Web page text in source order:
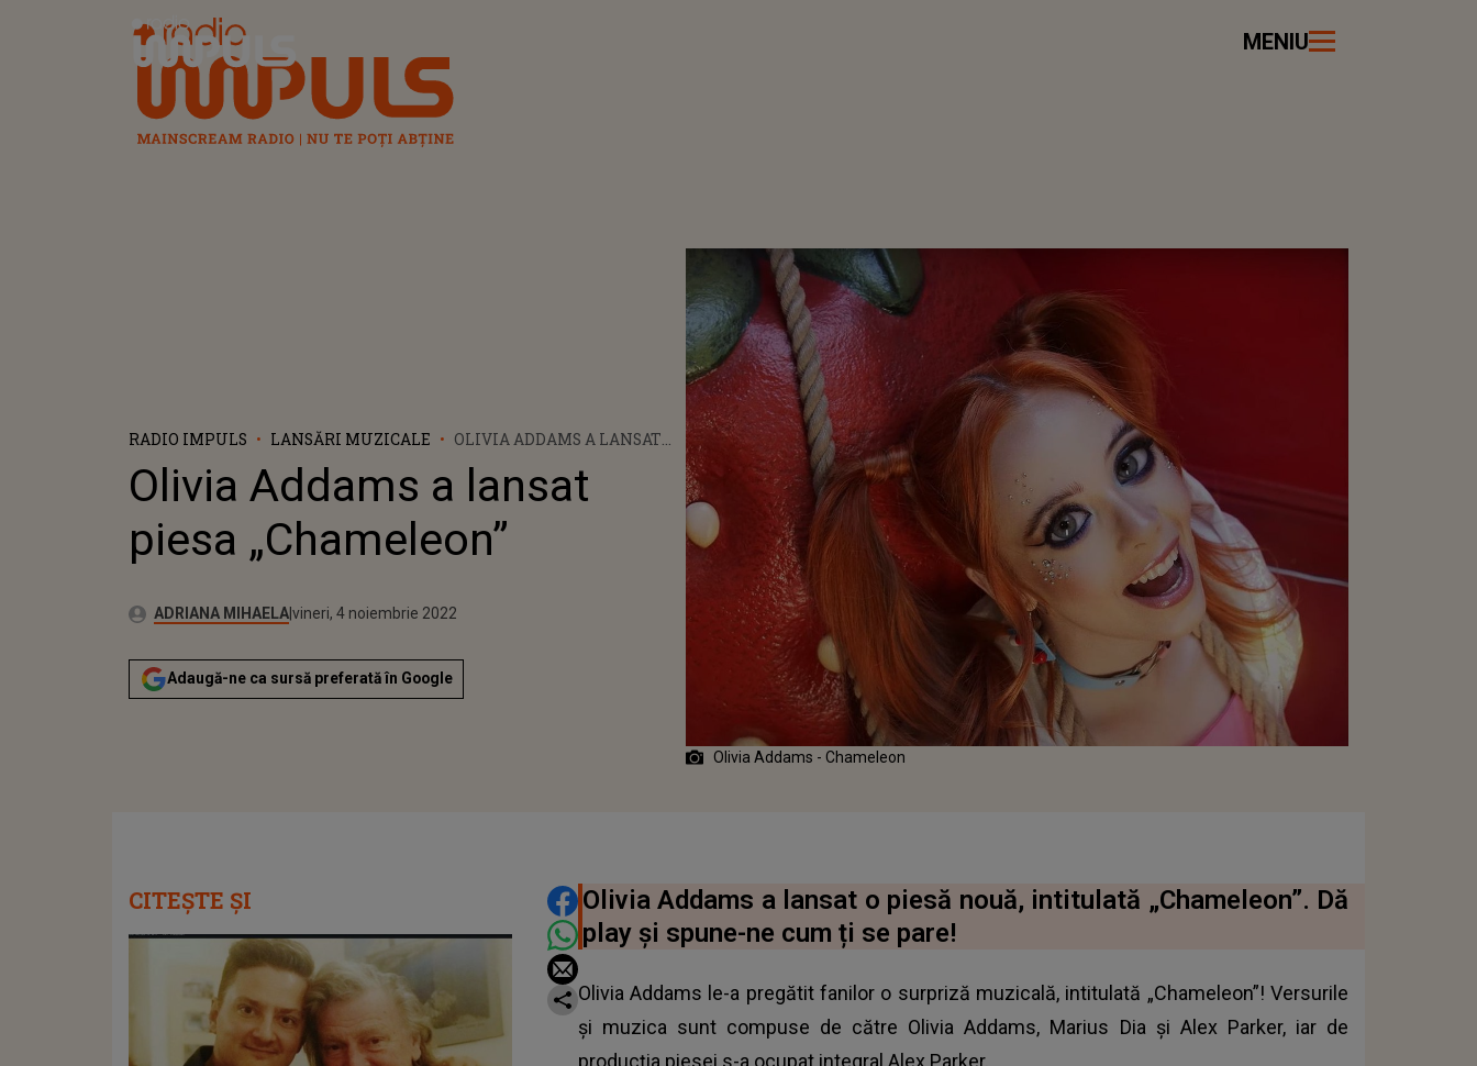
Radio Impuls MENIU
RADIO IMPULS LANSĂRI MUZICALE
OLIVIA ADDAMS A LANSAT
Olivia Addams a lansat
piesa „Chameleon”
Autor:ADRIANA MIHAELAPublicat:
joi, 4 noiembrie 2021
Actualizat:
vineri, 4 noiembrie 2022
Adaugă-ne ca sursă preferată în Google
Olivia Addams - Chameleon
DISTRIBUIE ARTICOLUL
Olivia Addams a lansat o piesă nouă, intitulată „Chameleon”. Dă
play și spune-ne cum ți se pare!
Olivia Addams le-a pregătit fanilor o surpriză muzicală, intitulată „Chameleon”! Versurile
și muzica sunt compuse de către Olivia Addams, Marius Dia și Alex Parker, iar de
producția piesei s-a ocupat integral Alex Parker.
CITEȘTE ȘI